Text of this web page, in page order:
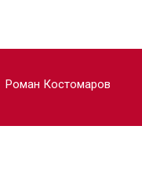
Роман Костомаров